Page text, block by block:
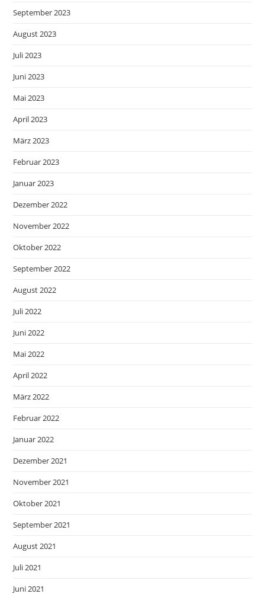
September 2023
August 2023
Juli 2023
Juni 2023
Mai 2023
April 2023
März 2023
Februar 2023
Januar 2023
Dezember 2022
November 2022
Oktober 2022
September 2022
August 2022
Juli 2022
Juni 2022
Mai 2022
April 2022
März 2022
Februar 2022
Januar 2022
Dezember 2021
November 2021
Oktober 2021
September 2021
August 2021
Juli 2021
Juni 2021